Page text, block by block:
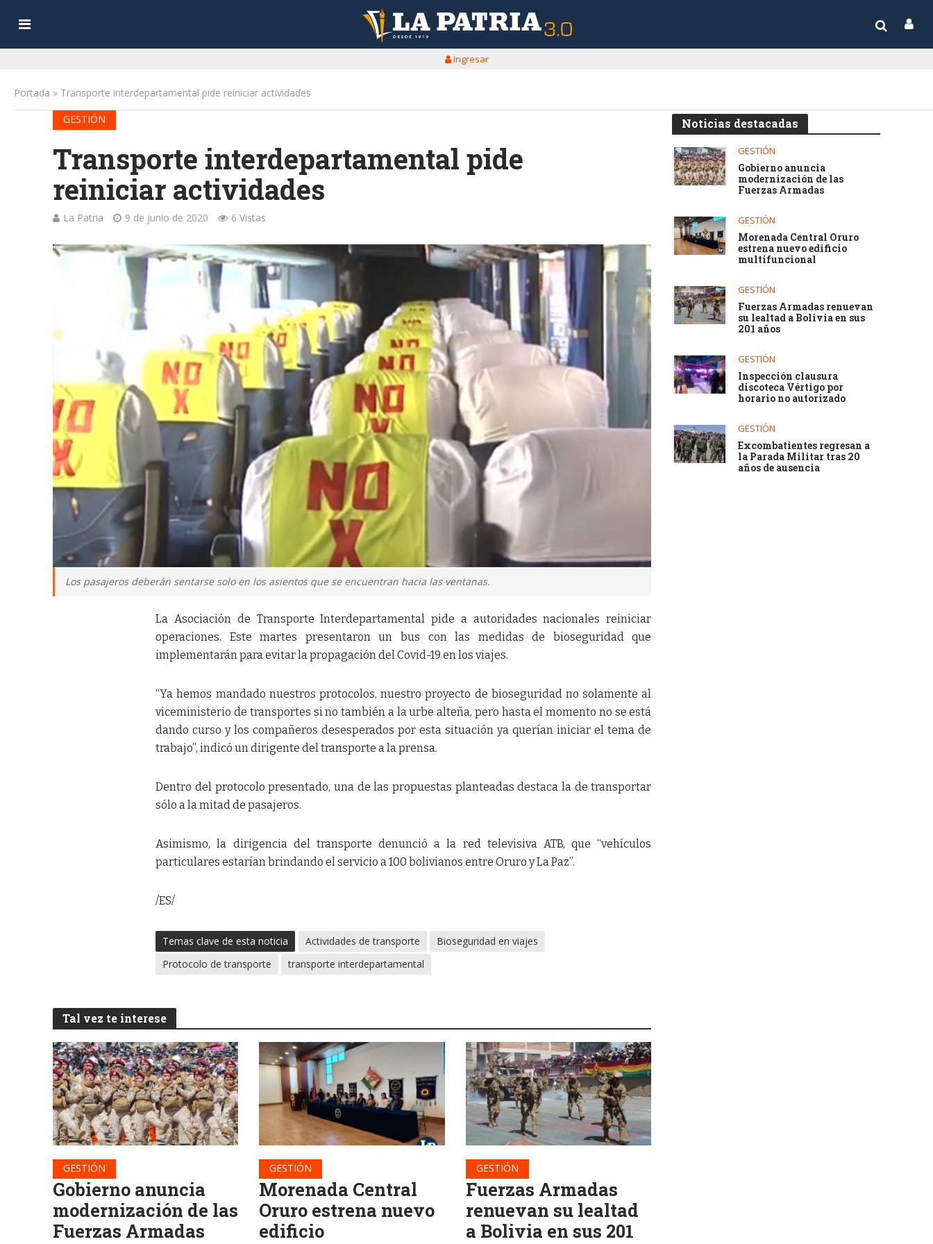
Ingresar
Portada » Transporte interdepartamental pide reiniciar actividades
GESTIÓN
Transporte interdepartamental pide
reiniciar actividades
La Patria 9 de junio de 2020 6 Vistas
Los pasajeros deberán sentarse solo en los asientos que se encuentran hacia las ventanas.
La Asociación de Transporte Interdepartamental pide a autoridades nacionales reiniciar
operaciones. Este martes presentaron un bus con las medidas de bioseguridad que
implementarán para evitar la propagación del Covid-19 en los viajes.
“Ya hemos mandado nuestros protocolos, nuestro proyecto de bioseguridad no solamente al
viceministerio de transportes si no también a la urbe alteña, pero hasta el momento no se está
dando curso y los compañeros desesperados por esta situación ya querían iniciar el tema de
trabajo”, indicó un dirigente del transporte a la prensa.
Dentro del protocolo presentado, una de las propuestas planteadas destaca la de transportar
sólo a la mitad de pasajeros.
Asimismo, la dirigencia del transporte denunció a la red televisiva ATB, que “vehículos
particulares estarían brindando el servicio a 100 bolivianos entre Oruro y La Paz”.
/ES/
Temas clave de esta noticia Actividades de transporte
Bioseguridad en viajes
Protocolo de transporte
transporte interdepartamental
Tal vez te interese
GESTIÓN
Gobierno anuncia
modernización de las
Fuerzas Armadas
GESTIÓN
Morenada Central
Oruro estrena nuevo
edificio
GESTIÓN
Fuerzas Armadas
renuevan su lealtad
a Bolivia en sus 201
Noticias destacadas
GESTIÓN
Gobierno anuncia
modernización de las
Fuerzas Armadas
GESTIÓN
Morenada Central Oruro
estrena nuevo edificio
multifuncional
GESTIÓN
Fuerzas Armadas renuevan
su lealtad a Bolivia en sus
201 años
GESTIÓN
Inspección clausura
discoteca Vértigo por
horario no autorizado
GESTIÓN
Excombatientes regresan a
la Parada Militar tras 20
años de ausencia